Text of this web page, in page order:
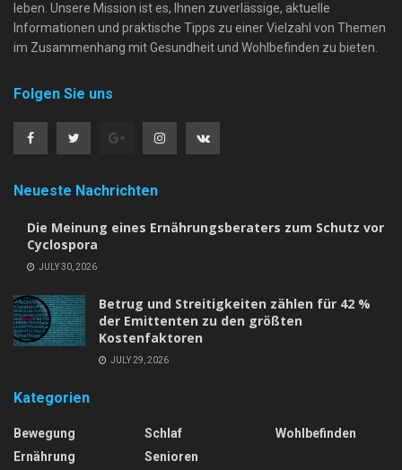
leben. Unsere Mission ist es, Ihnen zuverlässige, aktuelle
Informationen und praktische Tipps zu einer Vielzahl von Themen
im Zusammenhang mit Gesundheit und Wohlbefinden zu bieten.
Folgen Sie uns
Neueste Nachrichten
Die Meinung eines Ernährungsberaters zum Schutz vor
Cyclospora
JULY 30, 2026
Betrug und Streitigkeiten zählen für 42 %
der Emittenten zu den größten
Kostenfaktoren
JULY 29, 2026
Kategorien
Bewegung
Ernährung
Schlaf
Senioren
Wohlbefinden